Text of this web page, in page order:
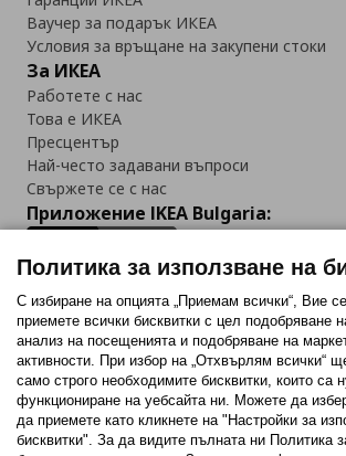
Ваучер за подарък ИКЕА
Условия за връщане на закупени стоки
За ИКЕА
Работете с нас
Това е ИКЕА
Пресцентър
Най-често задавани въпроси
Свържете се с нас
Приложение IKEA Bulgaria:
Последвайте ни:
FacebookTwitterYoutubePinterestInstagram
Политика за използване на
С избиране на опцията „Приемам всички“, Вие
приемете всички бисквитки с цел подобряване
анализ на посещенията и подобряване на
активности. При избор на „Отхвърлям всички“
само строго необходимитe бисквитки, които са
функциониране на уебсайта ни. Можете да
да приемете като кликнете на "Настройки за
бисквитки". За да видите пълната ни Политика